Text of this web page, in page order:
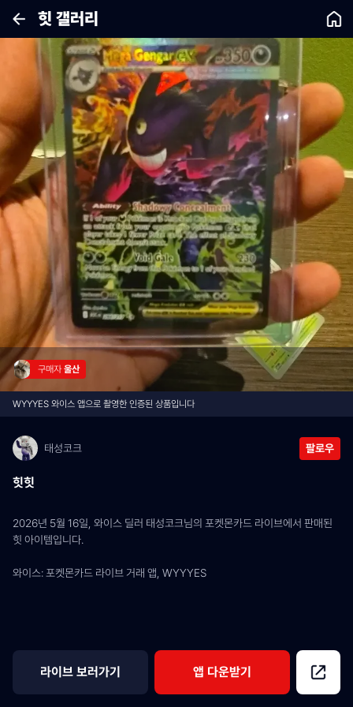
힛 갤러리
구매자 울산
WYYYES 와이스 앱으로 촬영한 인증된 상품입니다
태성코크 팔로우
힛힛
2026년 5월 16일, 와이스 딜러 태성코크님의 포켓몬카드 라이브에서 판매된
힛 아이템입니다.
와이스: 포켓몬카드 라이브 거래 앱, WYYYES
라이브 보러가기 앱 다운받기